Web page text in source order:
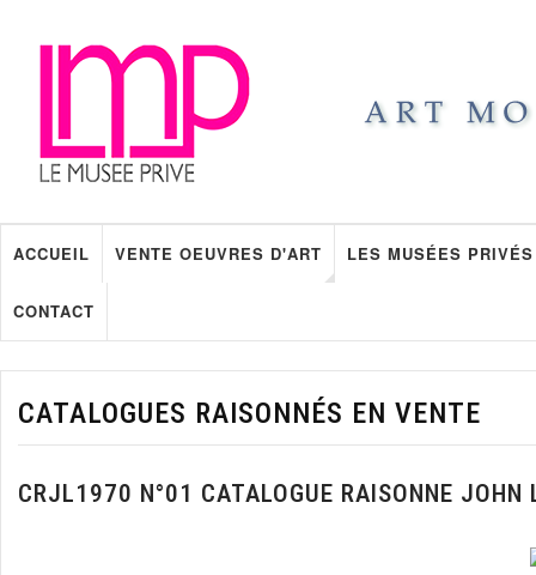
ACCUEIL VENTE OEUVRES D'ART LES MUSÉES PRIVÉS
CONTACT
CATALOGUES RAISONNÉS EN VENTE
CRJL1970 N°01 CATALOGUE RAISONNE JOHN